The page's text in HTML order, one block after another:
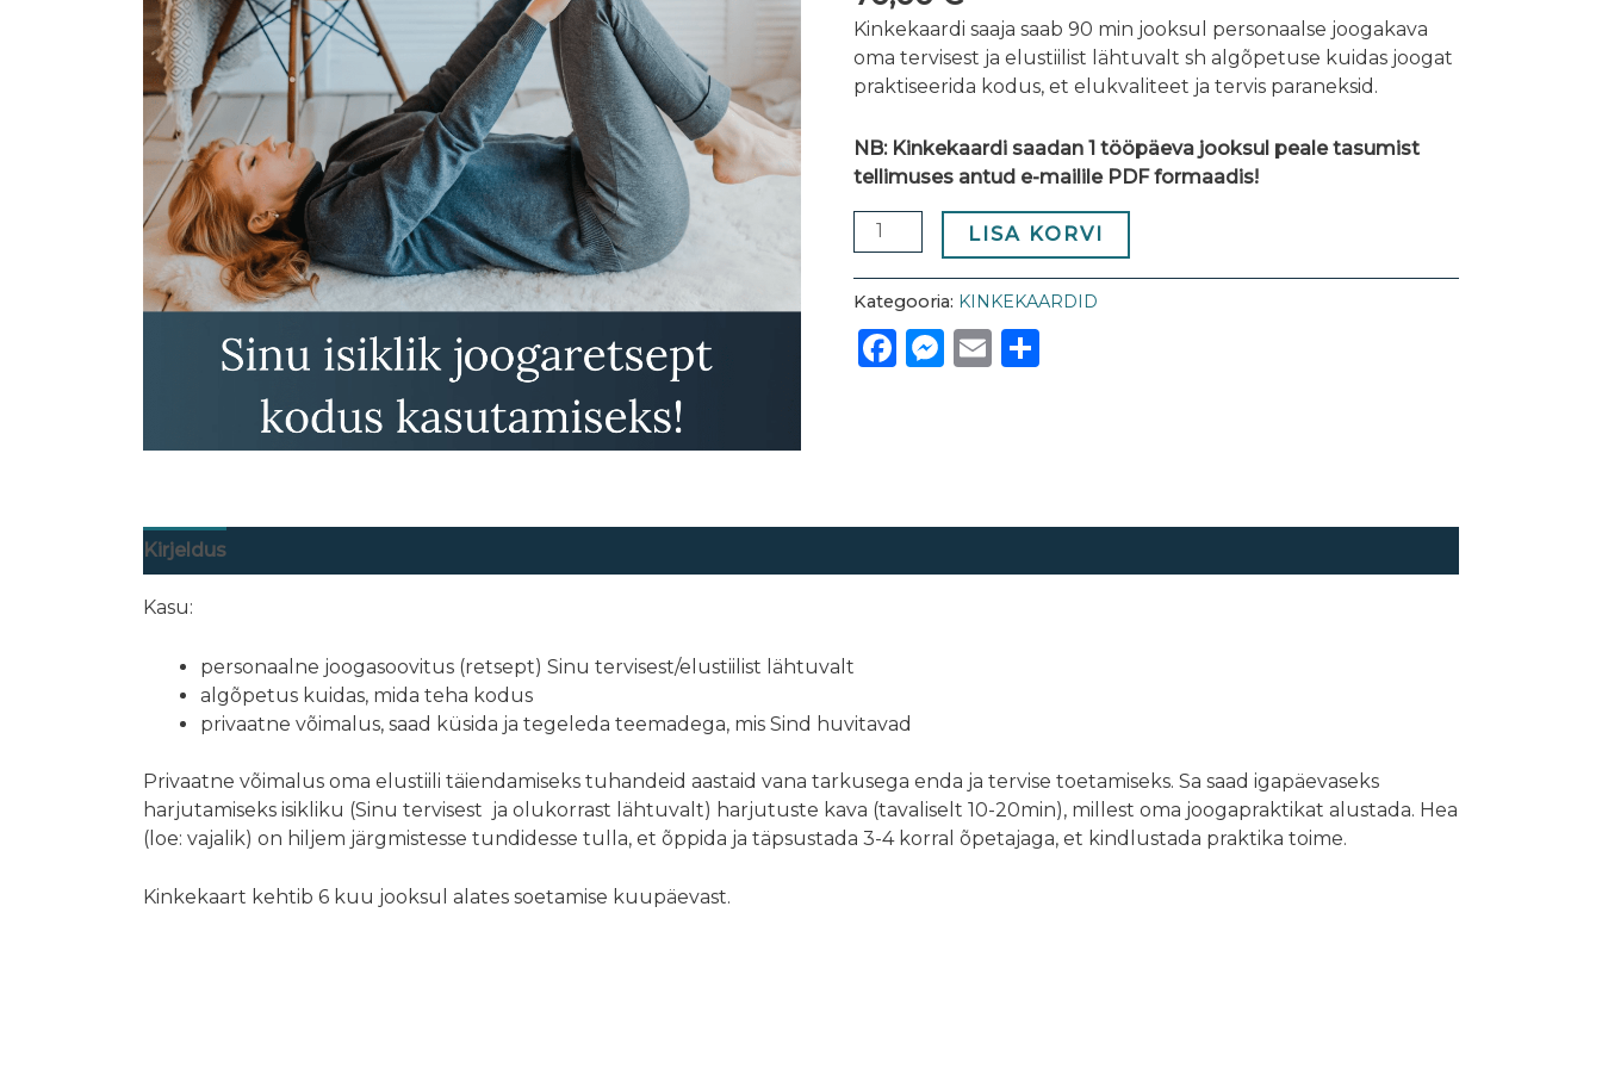
Kinkekaardi saaja saab 90 min jooksul personaalse joogakava
oma tervisest ja elustiilist lähtuvalt sh algõpetuse kuidas joogat
praktiseerida kodus, et elukvaliteet ja tervis paraneksid.
NB: Kinkekaardi saadan 1 tööpäeva jooksul peale tasumist
tellimuses antud e-mailile PDF formaadis!
LISA KORVI
Kategooria: KINKEKAARDID
Facebook
Messenger
Email
Kirjeldus
Kasu:
personaalne joogasoovitus (retsept) Sinu tervisest/elustiilist lähtuvalt
algõpetus kuidas, mida teha kodus
privaatne võimalus, saad küsida ja tegeleda teemadega, mis Sind huvitavad
Privaatne võimalus oma elustiili täiendamiseks tuhandeid aastaid vana tarkusega enda ja tervise toetamiseks. Sa saad igapäevaseks
harjutamiseks isikliku (Sinu tervisest ja olukorrast lähtuvalt) harjutuste kava (tavaliselt 10-20min), millest oma joogapraktikat alustada. Hea
(loe: vajalik) on hiljem järgmistesse tundidesse tulla, et õppida ja täpsustada 3-4 korral õpetajaga, et kindlustada praktika toime.
Kinkekaart kehtib 6 kuu jooksul alates soetamise kuupäevast.